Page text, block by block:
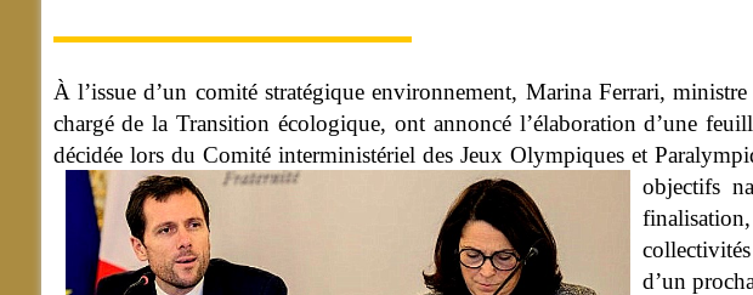
À l’issue d’un comité stratégique environnement, Marina Ferrari,
chargé de la Transition écologique, ont annoncé l’élaboration d’une
décidée lors du Comité interministériel des Jeux Olympiques et
objectifs
d’un